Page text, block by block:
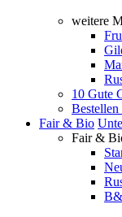
weitere
10 Gute
Fair & Bio
Fair &